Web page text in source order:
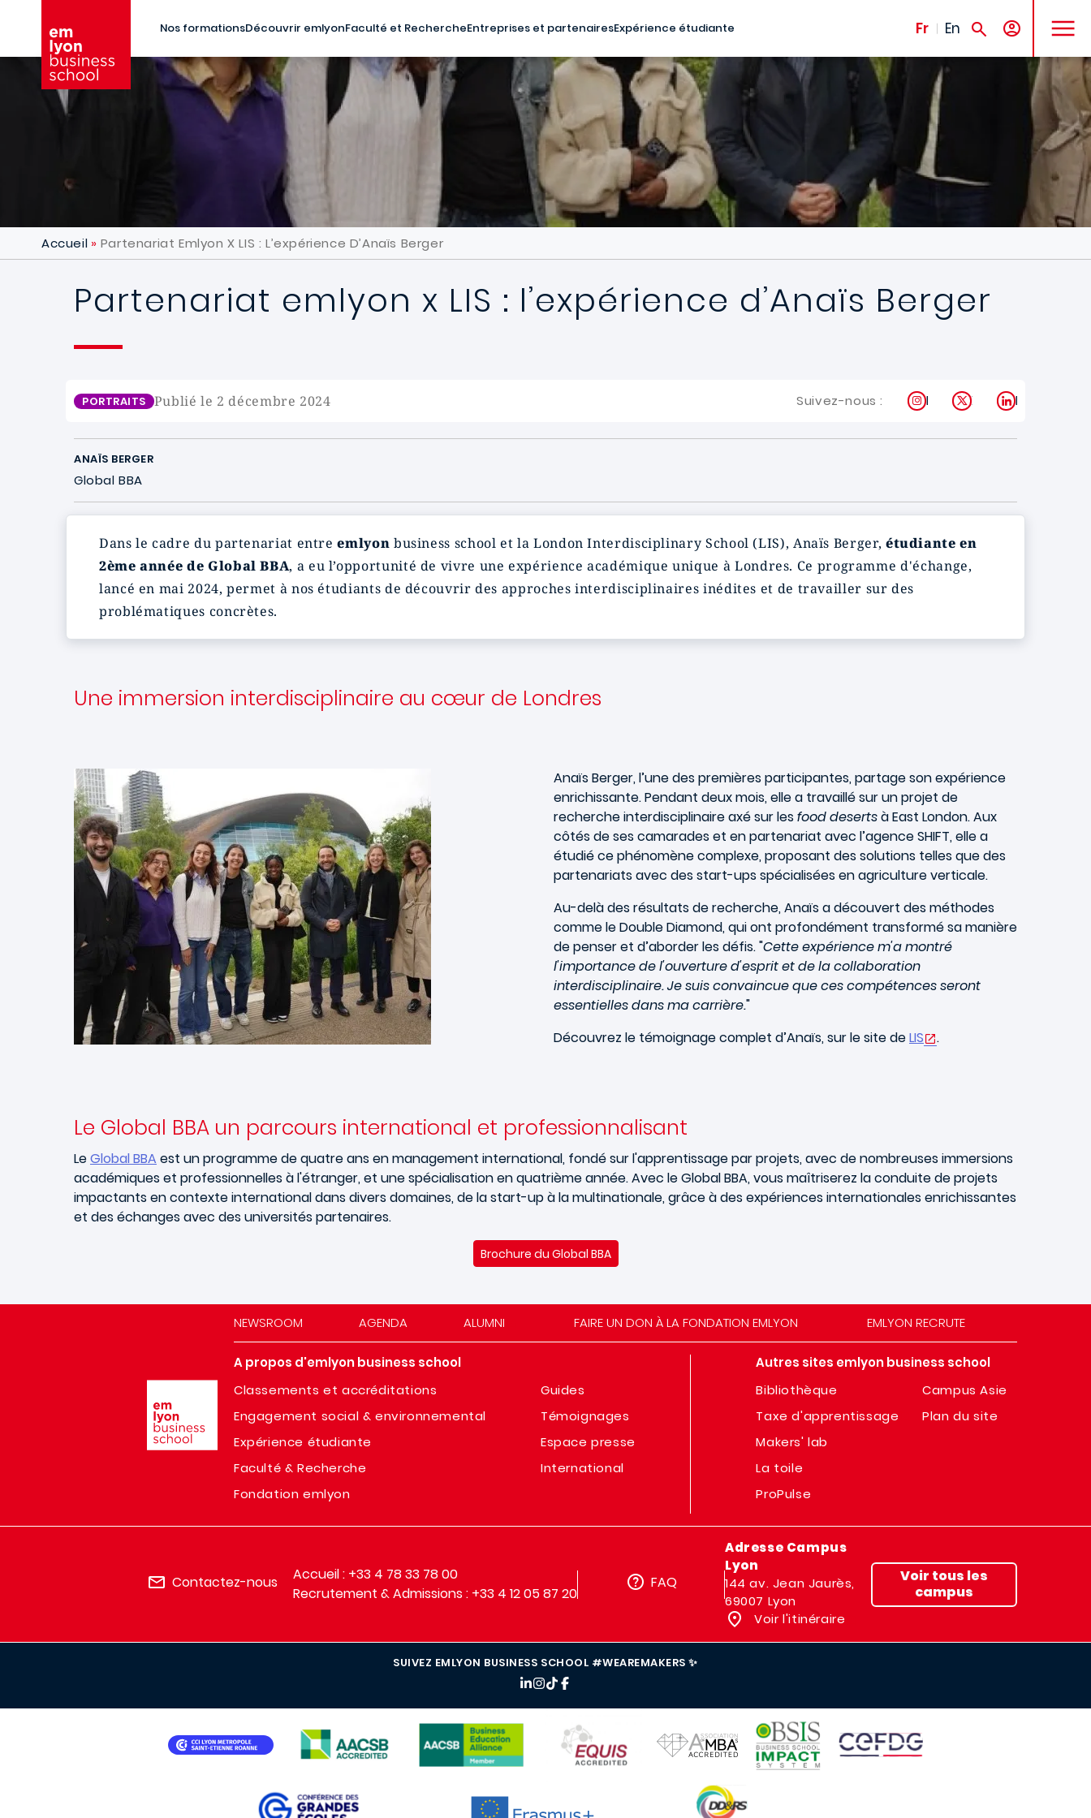
Nos formationsDécouvrir emlyonFaculté et RechercheEntreprises et partenairesExpérience étudiante Fr En
MENU
Accueil Partenariat Emlyon X LIS : L’expérience D’Anaïs Berger
Partenariat emlyon x LIS : l’expérience d’Anaïs Berger
PORTRAITS Publié le 2 décembre 2024 Suivez-nous : Instagram
X LinkedIn
ANAÏS BERGER
Global BBA
Dans le cadre du partenariat entreemlyon business school et la London Interdisciplinary School (LIS), Anaïs Berger, étudiante en
2ème année de Global BBA, a eu l’opportunité de vivre une expérience académique unique à Londres. Ce programme d'échange,
lancé en mai 2024, permet à nos étudiants de découvrir des approches interdisciplinaires inédites et de travailler sur des
problématiques concrètes.
Une immersion interdisciplinaire au cœur de Londres
Anaïs Berger, l’une des premières participantes, partage son expérience
enrichissante. Pendant deux mois, elle a travaillé sur un projet de
recherche interdisciplinaire axé sur lesfood desertsà East London. Aux
côtés de ses camarades et en partenariat avec l’agence SHIFT, elle a
étudié ce phénomène complexe, proposant des solutions telles que des
partenariats avec des start-ups spécialisées en agriculture verticale.
Au-delà des résultats de recherche, Anaïs a découvert des méthodes
comme le Double Diamond, qui ont profondément transformé sa manière
de penser et d’aborder les défis. "Cette expérience m'a montré
l'importance de l'ouverture d'esprit et de la collaboration
interdisciplinaire. Je suis convaincue que ces compétences seront
essentielles dans ma carrière."
Découvrez le témoignage complet d’Anaïs, sur le site deLIS .
Le Global BBA un parcours international et professionnalisant
LeGlobal BBA est un programme de quatre ans en management international, fondé sur l'apprentissage par projets, avec de nombreuses immersions
académiques et professionnelles à l'étranger, et une spécialisation en quatrième année. Avec le Global BBA, vous maîtriserez la conduite de projets
impactants en contexte international dans divers domaines, de la start-up à la multinationale, grâce à des expériences internationales enrichissantes
et des échanges avec des universités partenaires.
Brochure du Global BBA
NEWSROOM AGENDA ALUMNI FAIRE UN DON À LA FONDATION EMLYON EMLYON RECRUTE
A propos d'emlyon business school
Classements et accréditations
Engagement social & environnemental
Expérience étudiante
Faculté & Recherche
Fondation emlyon
Guides
Témoignages
Espace presse
International
Autres sites emlyon business school
Bibliothèque
Taxe d'apprentissage
Makers' lab
La toile
ProPulse
Campus Asie
Plan du site
Contactez-nous
Accueil : +33 4 78 33 78 00
Recrutement & Admissions : +33 4 12 05 87 20
FAQ
Adresse Campus
Lyon
144 av. Jean Jaurès,
69007 Lyon
Voir l'itinéraire
Voir tous les
campus
SUIVEZ EMLYON BUSINESS SCHOOL #WEAREMAKERS ✨
IMAGE
IMAGE
IMAGE
IMAGE
IMAGE IMAGE IMAGE